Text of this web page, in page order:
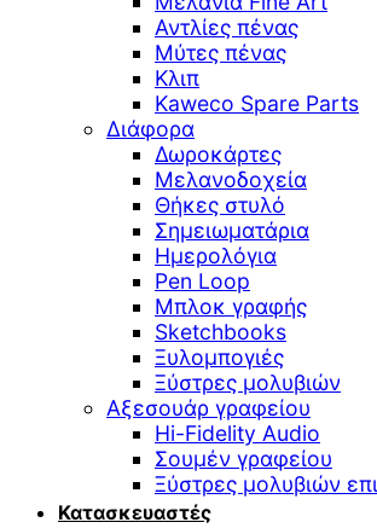
Αντλίες πένας
Μύτες πένας
Κλιπ
Kaweco Spare Parts
Διάφορα
Δωροκάρτες
Μελανοδοχεία
Θήκες στυλό
Σημειωματάρια
Ημερολόγια
Pen Loop
Μπλοκ γραφής
Sketchbooks
Ξυλομπογιές
Ξύστρες μολυβιών
Αξεσουάρ γραφείου
Hi-Fidelity Audio
Σουμέν γραφείου
Ξύστρες μολυβιών
Κατασκευαστές